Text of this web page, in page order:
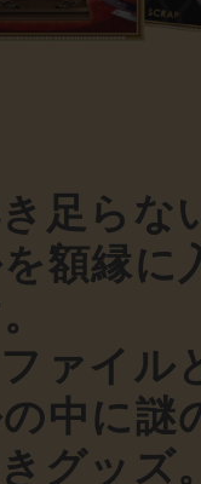
足らな
額縁に
ァイル
中に謎
グッズ